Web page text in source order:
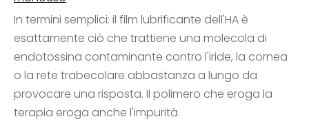
In termini semplici: il film lubrificante dell'HA è
esattamente ciò che trattiene una molecola di
endotossina contaminante contro l'iride, la cornea
o la rete trabecolare abbastanza a lungo da
provocare una risposta. Il polimero che eroga la
terapia eroga anche l'impurità.